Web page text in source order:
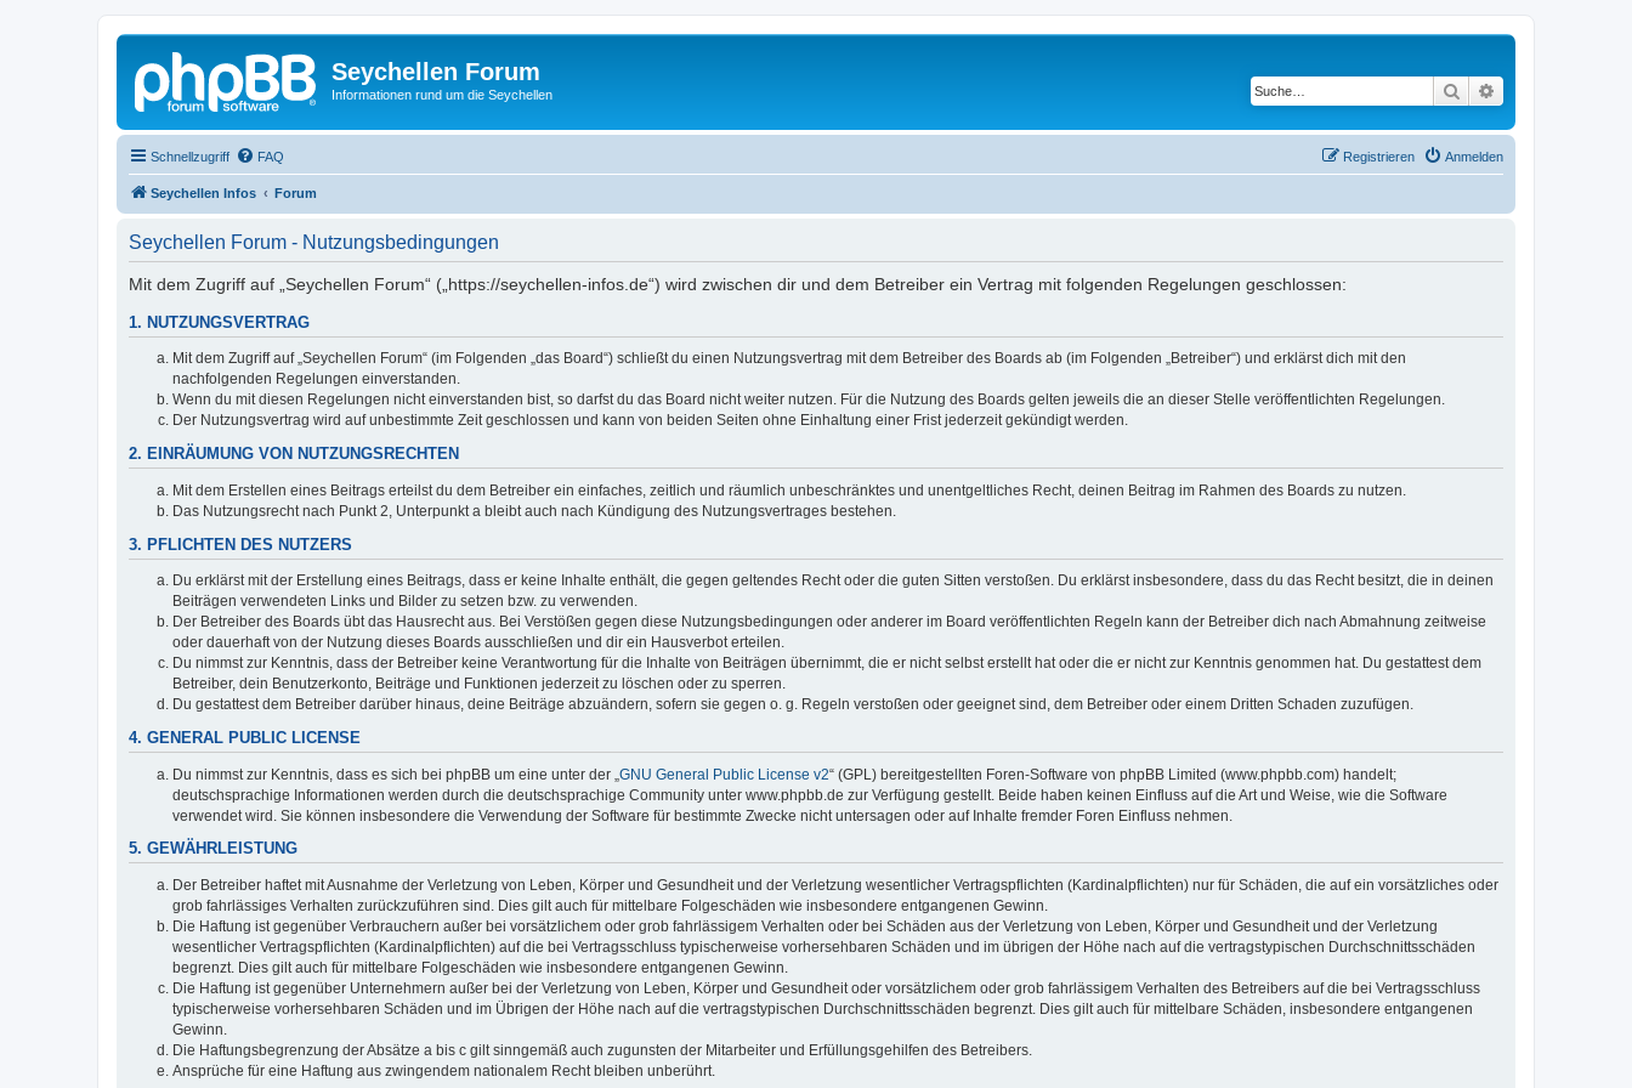
Seychellen Forum
Informationen rund um die Seychellen Suche
Schnellzugriff FAQ Anmelden
Registrieren
Seychellen Infos Forum
Seychellen Forum - Nutzungsbedingungen
Mit dem Zugriff auf „Seychellen Forum“ („https://seychellen-infos.de“) wird zwischen dir und dem Betreiber ein Vertrag mit folgenden Regelungen geschlossen:
1. NUTZUNGSVERTRAG
Mit dem Zugriff auf „Seychellen Forum“ (im Folgenden „das Board“) schließt du einen Nutzungsvertrag mit dem Betreiber des Boards ab (im Folgenden „Betreiber“) und erklärst dich mit den
nachfolgenden Regelungen einverstanden.
Wenn du mit diesen Regelungen nicht einverstanden bist, so darfst du das Board nicht weiter nutzen. Für die Nutzung des Boards gelten jeweils die an dieser Stelle veröffentlichten Regelungen.
Der Nutzungsvertrag wird auf unbestimmte Zeit geschlossen und kann von beiden Seiten ohne Einhaltung einer Frist jederzeit gekündigt werden.
2. EINRÄUMUNG VON NUTZUNGSRECHTEN
Mit dem Erstellen eines Beitrags erteilst du dem Betreiber ein einfaches, zeitlich und räumlich unbeschränktes und unentgeltliches Recht, deinen Beitrag im Rahmen des Boards zu nutzen.
Das Nutzungsrecht nach Punkt 2, Unterpunkt a bleibt auch nach Kündigung des Nutzungsvertrages bestehen.
3. PFLICHTEN DES NUTZERS
Du erklärst mit der Erstellung eines Beitrags, dass er keine Inhalte enthält, die gegen geltendes Recht oder die guten Sitten verstoßen. Du erklärst insbesondere, dass du das Recht besitzt, die in deinen
Beiträgen verwendeten Links und Bilder zu setzen bzw. zu verwenden.
Der Betreiber des Boards übt das Hausrecht aus. Bei Verstößen gegen diese Nutzungsbedingungen oder anderer im Board veröffentlichten Regeln kann der Betreiber dich nach Abmahnung zeitweise
oder dauerhaft von der Nutzung dieses Boards ausschließen und dir ein Hausverbot erteilen.
Du nimmst zur Kenntnis, dass der Betreiber keine Verantwortung für die Inhalte von Beiträgen übernimmt, die er nicht selbst erstellt hat oder die er nicht zur Kenntnis genommen hat. Du gestattest dem
Betreiber, dein Benutzerkonto, Beiträge und Funktionen jederzeit zu löschen oder zu sperren.
Du gestattest dem Betreiber darüber hinaus, deine Beiträge abzuändern, sofern sie gegen o. g. Regeln verstoßen oder geeignet sind, dem Betreiber oder einem Dritten Schaden zuzufügen.
4. GENERAL PUBLIC LICENSE
Du nimmst zur Kenntnis, dass es sich bei phpBB um eine unter der „ GNU General Public License v2“ (GPL) bereitgestellten Foren-Software von phpBB Limited (www.phpbb.com) handelt;
deutschsprachige Informationen werden durch die deutschsprachige Community unter www.phpbb.de zur Verfügung gestellt. Beide haben keinen Einfluss auf die Art und Weise, wie die Software
verwendet wird. Sie können insbesondere die Verwendung der Software für bestimmte Zwecke nicht untersagen oder auf Inhalte fremder Foren Einfluss nehmen.
5. GEWÄHRLEISTUNG
Der Betreiber haftet mit Ausnahme der Verletzung von Leben, Körper und Gesundheit und der Verletzung wesentlicher Vertragspflichten (Kardinalpflichten) nur für Schäden, die auf ein vorsätzliches oder
grob fahrlässiges Verhalten zurückzuführen sind. Dies gilt auch für mittelbare Folgeschäden wie insbesondere entgangenen Gewinn.
Die Haftung ist gegenüber Verbrauchern außer bei vorsätzlichem oder grob fahrlässigem Verhalten oder bei Schäden aus der Verletzung von Leben, Körper und Gesundheit und der Verletzung
wesentlicher Vertragspflichten (Kardinalpflichten) auf die bei Vertragsschluss typischerweise vorhersehbaren Schäden und im übrigen der Höhe nach auf die vertragstypischen Durchschnittsschäden
begrenzt. Dies gilt auch für mittelbare Folgeschäden wie insbesondere entgangenen Gewinn.
Die Haftung ist gegenüber Unternehmern außer bei der Verletzung von Leben, Körper und Gesundheit oder vorsätzlichem oder grob fahrlässigem Verhalten des Betreibers auf die bei Vertragsschluss
typischerweise vorhersehbaren Schäden und im Übrigen der Höhe nach auf die vertragstypischen Durchschnittsschäden begrenzt. Dies gilt auch für mittelbare Schäden, insbesondere entgangenen
Gewinn.
Die Haftungsbegrenzung der Absätze a bis c gilt sinngemäß auch zugunsten der Mitarbeiter und Erfüllungsgehilfen des Betreibers.
Ansprüche für eine Haftung aus zwingendem nationalem Recht bleiben unberührt.